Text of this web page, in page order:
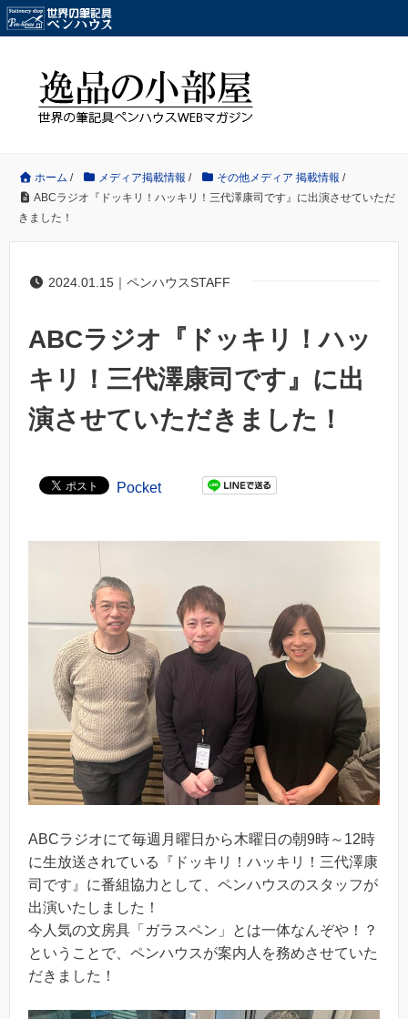
ホーム / メディア掲載情報 / その他メディア 掲載情報 /
ABCラジオ『ドッキリ！ハッキリ！三代澤康司です』に出演させていただ
きました！
2024.01.15｜ペンハウスSTAFF
ABCラジオ『ドッキリ！ハッ
キリ！三代澤康司です』に出
演させていただきました！
Pocket
ABCラジオにて毎週月曜日から木曜日の朝9時～12時
に生放送されている『ドッキリ！ハッキリ！三代澤康
司です』に番組協力として、ペンハウスのスタッフが
出演いたしました！
今人気の文房具「ガラスペン」とは一体なんぞや！？
ということで、ペンハウスが案内人を務めさせていた
だきました！